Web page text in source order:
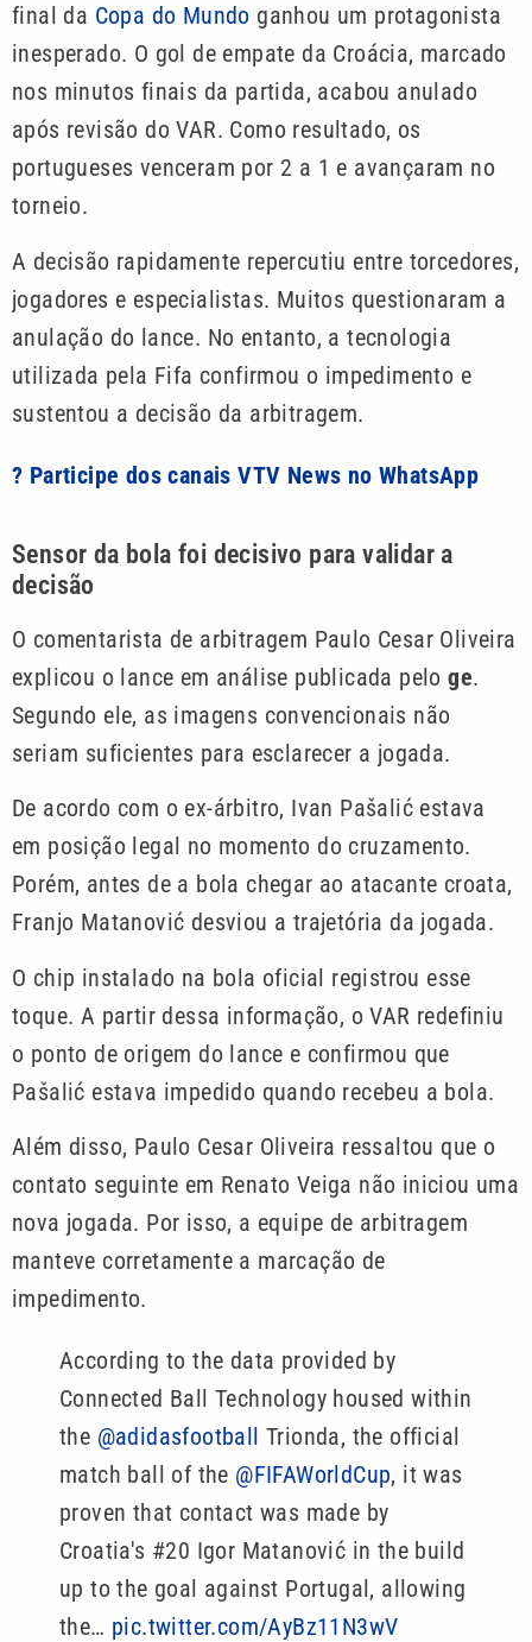
final da Copa do Mundo ganhou um protagonista
inesperado. O gol de empate da Croácia, marcado
nos minutos finais da partida, acabou anulado
após revisão do VAR. Como resultado, os
portugueses venceram por 2 a 1 e avançaram no
torneio.
A decisão rapidamente repercutiu entre torcedores,
jogadores e especialistas. Muitos questionaram a
anulação do lance. No entanto, a tecnologia
utilizada pela Fifa confirmou o impedimento e
sustentou a decisão da arbitragem.
? Participe dos canais VTV News no WhatsApp
Sensor da bola foi decisivo para validar a
decisão
O comentarista de arbitragem Paulo Cesar Oliveira
explicou o lance em análise publicada peloge.
Segundo ele, as imagens convencionais não
seriam suficientes para esclarecer a jogada.
De acordo com o ex-árbitro, Ivan Pašalić estava
em posição legal no momento do cruzamento.
Porém, antes de a bola chegar ao atacante croata,
Franjo Matanović desviou a trajetória da jogada.
O chip instalado na bola oficial registrou esse
toque. A partir dessa informação, o VAR redefiniu
o ponto de origem do lance e confirmou que
Pašalić estava impedido quando recebeu a bola.
Além disso, Paulo Cesar Oliveira ressaltou que o
contato seguinte em Renato Veiga não iniciou uma
nova jogada. Por isso, a equipe de arbitragem
manteve corretamente a marcação de
impedimento.
According to the data provided by
Connected Ball Technology housed within
the @adidasfootball Trionda, the official
match ball of the @FIFAWorldCup, it was
proven that contact was made by
Croatia's #20 Igor Matanović in the build
up to the goal against Portugal, allowing
the… pic.twitter.com/AyBz11N3wV